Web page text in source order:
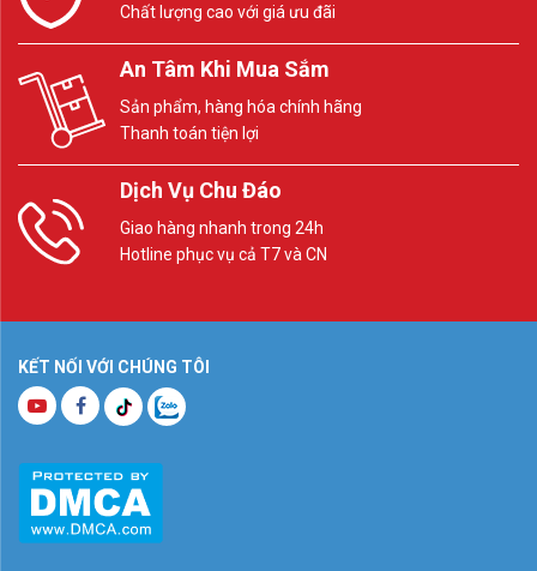
Chất lượng cao với giá ưu đãi
An Tâm Khi Mua Sắm
Sản phẩm, hàng hóa chính hãng
Thanh toán tiện lợi
Dịch Vụ Chu Đáo
Giao hàng nhanh trong 24h
Hotline phục vụ cả T7 và CN
KẾT NỐI VỚI CHÚNG TÔI